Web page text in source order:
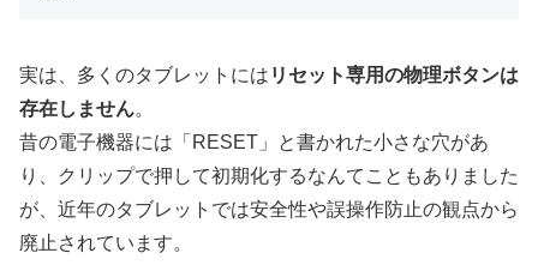
実は、多くのタブレットには リセット専用の物理ボタンは
存在しません。
昔の電子機器には「RESET」と書かれた小さな穴があ
り、クリップで押して初期化するなんてこともありました
が、近年のタブレットでは安全性や誤操作防止の観点から
廃止されています。